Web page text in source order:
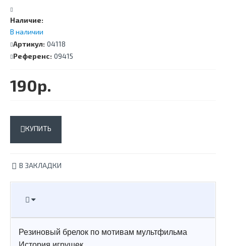
Наличие:
В наличии
Артикул: 04118
Референс: 09415
190р.
КУПИТЬ
В ЗАКЛАДКИ
Резиновый брелок по мотивам мультфильма